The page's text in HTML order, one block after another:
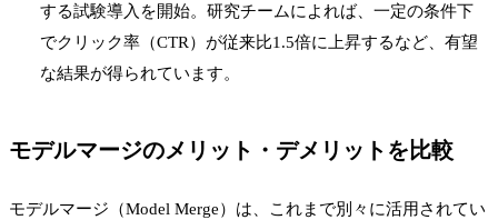
する試験導入を開始。研究チームによれば、一定の条件下
でクリック率（CTR）が従来比1.5倍に上昇するなど、有望
な結果が得られています。
モデルマージのメリット・デメリットを比較
モデルマージ（Model Merge）は、これまで別々に活用されてい